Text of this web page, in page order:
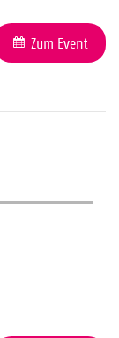
Zum Event